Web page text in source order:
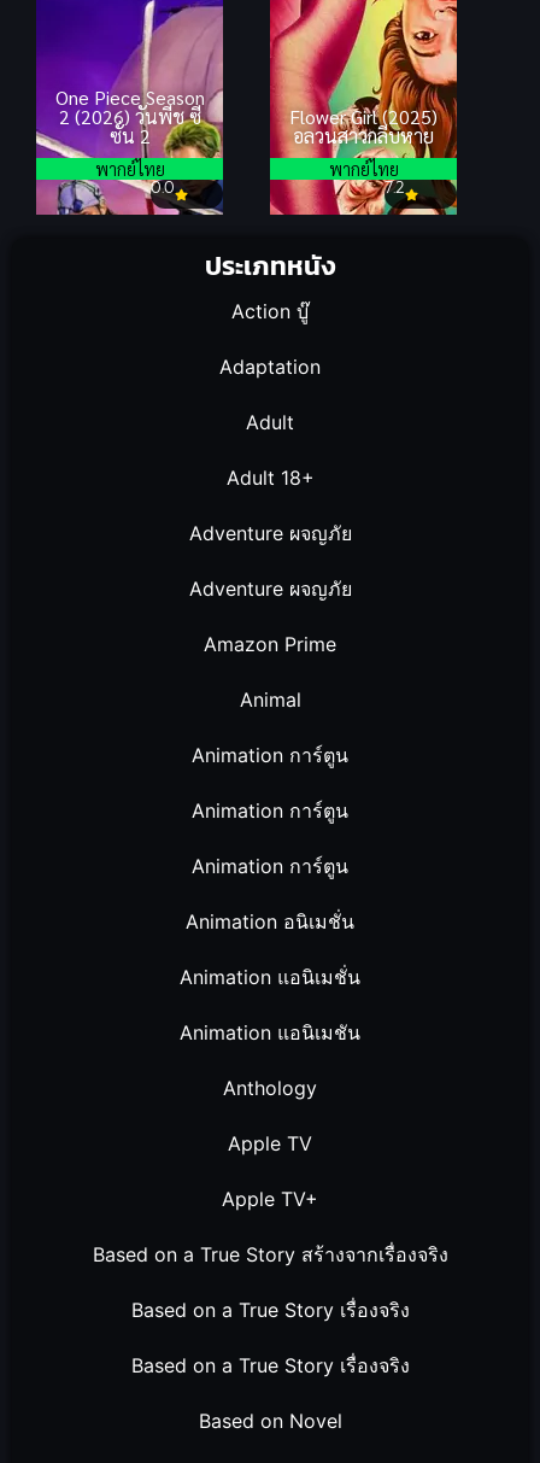
ประเภทหนัง
Action บู๊
Adaptation
Adult
Adult 18+
Adventure ผจญภัย
Adventure ผจญภัย
Amazon Prime
Animal
Animation การ์ตูน
Animation การ์ตูน
Animation การ์ตูน
Animation อนิเมชั่น
Animation แอนิเมชั่น
Animation แอนิเมชัน
Anthology
Apple TV
Apple TV+
Based on a True Story สร้างจากเรื่องจริง
Based on a True Story เรื่องจริง
Based on a True Story เรื่องจริง
Based on Novel
One Piece Season
2 (2026) วันพีช ซี
ซั่น 2
0.0
พากย์ไทย
Flower Girl (2025)
อลวนสาวกลีบหาย
7.2
พากย์ไทย